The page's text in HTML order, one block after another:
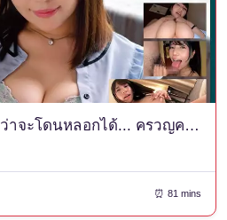
ETQR-555 เซ็กซี่เกินกว่าจะโดนหลอกได้... ครวญครางอย่างดิบๆ สาวออฟฟิศร่านสวยและเซ็กส์หยาบคาย ซาโตมิ
⏰ 81 mins